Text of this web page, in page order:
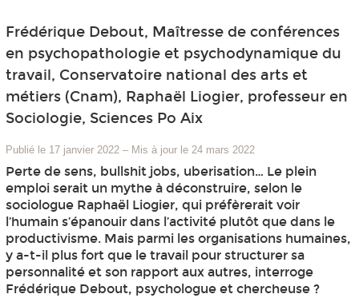
Frédérique Debout, Maîtresse de conférences
en psychopathologie et psychodynamique du
travail, Conservatoire national des arts et
métiers (Cnam), Raphaël Liogier, professeur en
Sociologie, Sciences Po Aix
Publié le 17 janvier 2022 – Mis à jour le 24 mars 2022
Perte de sens, bullshit jobs, uberisation… Le plein
emploi serait un mythe à déconstruire, selon le
sociologue Raphaël Liogier, qui préfèrerait voir
l’humain s’épanouir dans l’activité plutôt que dans le
productivisme. Mais parmi les organisations humaines,
y a-t-il plus fort que le travail pour structurer sa
personnalité et son rapport aux autres, interroge
Frédérique Debout, psychologue et chercheuse ?